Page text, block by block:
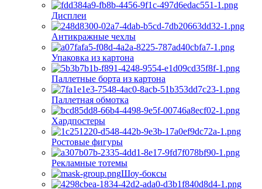
Дисплеи
Антикражные чехлы
Упаковка из картона
Паллетные борта из картона
Паллетная обмотка
Хардпостеры
Ростовые фигуры
Рекламные тотемы
Шоу-боксы